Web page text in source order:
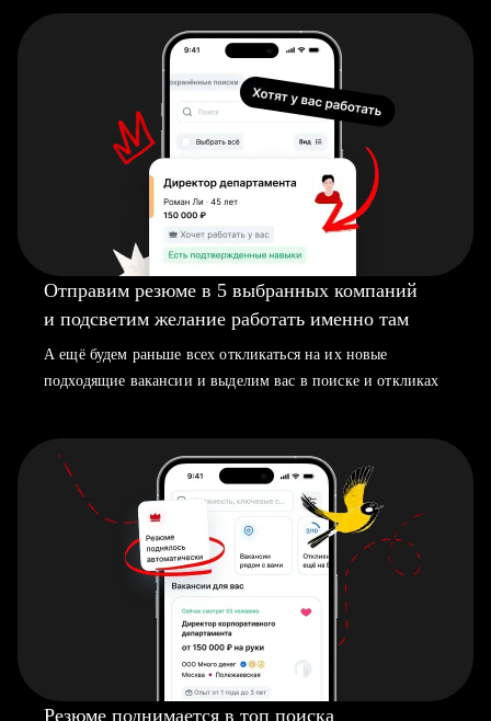
Отправим резюме в 5 выбранных компаний
и подсветим желание работать именно там
А ещё будем раньше всех откликаться на их новые
подходящие вакансии и выделим вас в поиске и откликах
Резюме поднимается в топ поиска